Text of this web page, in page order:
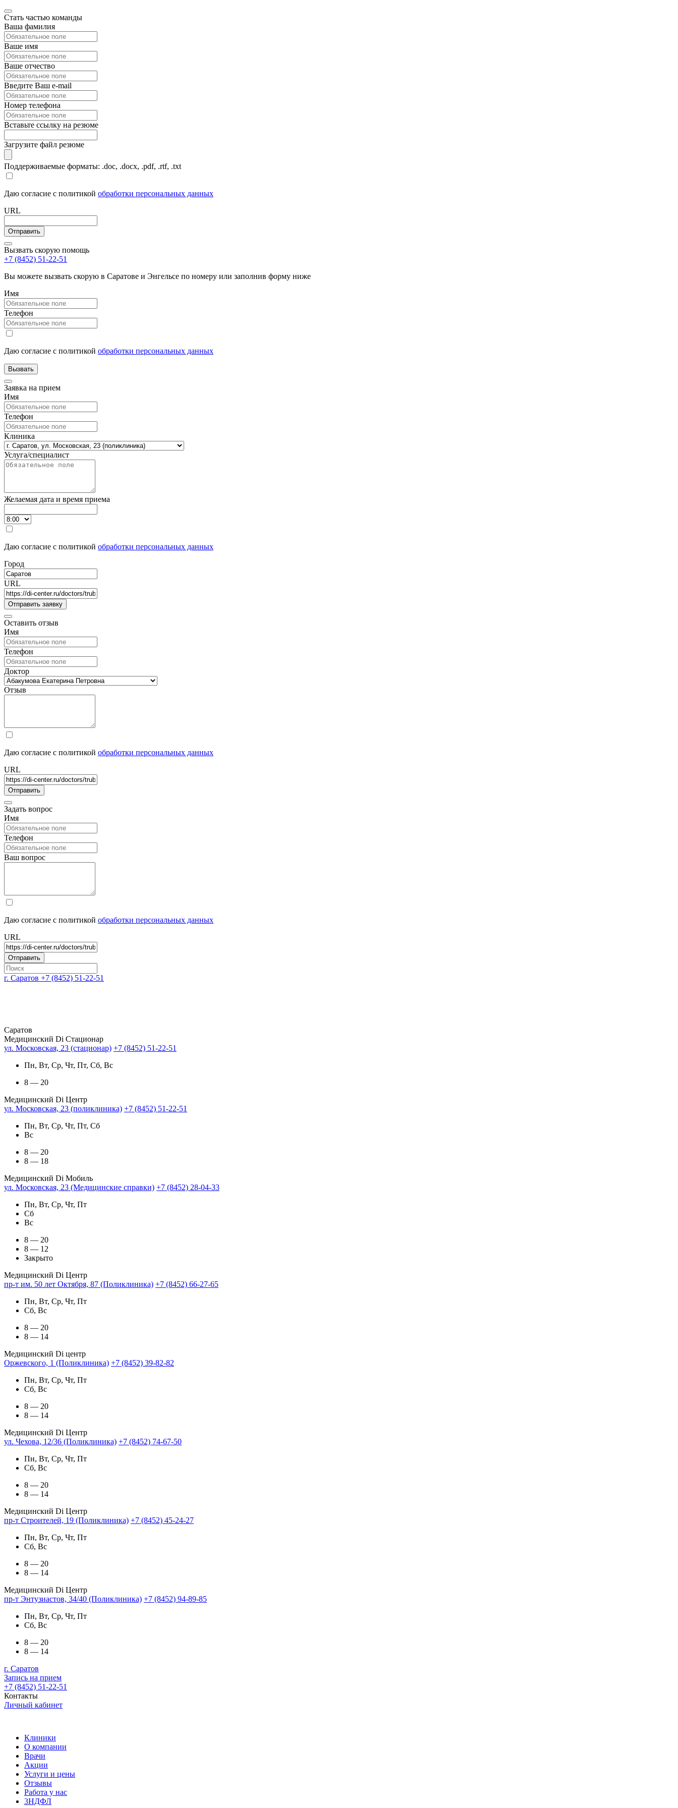
Стать частью команды
Ваша фамилия
Ваше имя
Ваше отчество
Введите Ваш e-mail
Номер телефона
Вставьте ссылку на резюме
Загрузите файл резюме
Поддерживаемые форматы: .doc, .docx, .pdf, .rtf, .txt
Даю согласие с политикой обработки персональных данных
URL
Вызвать скорую помощь
+7 (8452) 51-22-51
Вы можете вызвать скорую в Саратове и Энгельсе по номеру или заполнив форму ниже
Имя
Телефон
Даю согласие с политикой обработки персональных данных
Заявка на прием
Имя
Телефон
Клиника
Услуга/специалист
Желаемая дата и время приема
Даю согласие с политикой обработки персональных данных
Город
URL
Оставить отзыв
Имя
Телефон
Доктор
Отзыв
Даю согласие с политикой обработки персональных данных
URL
Задать вопрос
Имя
Телефон
Ваш вопрос
Даю согласие с политикой обработки персональных данных
URL
г. Саратов +7 (8452) 51-22-51
Саратов
Медицинский Di Стационар
ул. Московская, 23 (стационар) +7 (8452) 51-22-51
Пн, Вт, Ср, Чт, Пт, Сб, Вс
8 — 20
Медицинский Di Центр
ул. Московская, 23 (поликлиника) +7 (8452) 51-22-51
Пн, Вт, Ср, Чт, Пт, Сб
Вс
8 — 20
8 — 18
Медицинский Di Мобиль
ул. Московская, 23 (Медицинские справки) +7 (8452) 28-04-33
Пн, Вт, Ср, Чт, Пт
Сб
Вс
8 — 20
8 — 12
Закрыто
Медицинский Di Центр
пр-т им. 50 лет Октября, 87 (Поликлиника) +7 (8452) 66-27-65
Пн, Вт, Ср, Чт, Пт
Сб, Вс
8 — 20
8 — 14
Медицинский Di центр
Оржевского, 1 (Поликлиника) +7 (8452) 39-82-82
Пн, Вт, Ср, Чт, Пт
Сб, Вс
8 — 20
8 — 14
Медицинский Di Центр
ул. Чехова, 12/36 (Поликлиника) +7 (8452) 74-67-50
Пн, Вт, Ср, Чт, Пт
Сб, Вс
8 — 20
8 — 14
Медицинский Di Центр
пр-т Строителей, 19 (Поликлиника) +7 (8452) 45-24-27
Пн, Вт, Ср, Чт, Пт
Сб, Вс
8 — 20
8 — 14
Медицинский Di Центр
пр-т Энтузиастов, 34/40 (Поликлиника) +7 (8452) 94-89-85
Пн, Вт, Ср, Чт, Пт
Сб, Вс
8 — 20
8 — 14
г. Саратов
Запись на прием
+7 (8452) 51-22-51
Контакты
Личный кабинет
Клиники
О компании
Врачи
Акции
Услуги и цены
Отзывы
Работа у нас
3НДФЛ